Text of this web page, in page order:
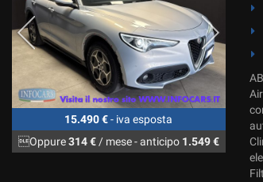
15.490 €- iva esposta
Oppure314 €/ mese-anticipo 1.549 €